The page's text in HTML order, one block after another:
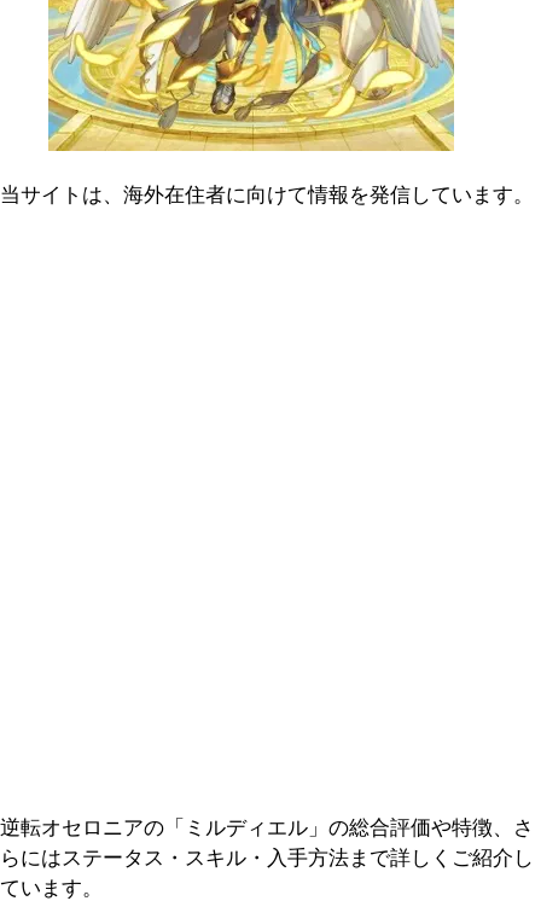
当サイトは、海外在住者に向けて情報を発信しています。
逆転オセロニアの「ミルディエル」の総合評価や特徴、さ
らにはステータス・スキル・入手方法まで詳しくご紹介し
ています。